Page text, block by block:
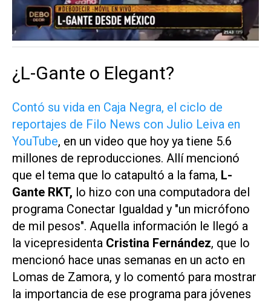
¿L-Gante o Elegant?
Contó su vida en Caja Negra, el ciclo de
reportajes de Filo News con Julio Leiva en
YouTube, en un video que hoy ya tiene 5.6
millones de reproducciones. Allí mencionó
que el tema que lo catapultó a la fama, L-
Gante RKT, lo hizo con una computadora del
programa Conectar Igualdad y "un micrófono
de mil pesos". Aquella información le llegó a
la vicepresidenta Cristina Fernández, que lo
mencionó hace unas semanas en un acto en
Lomas de Zamora, y lo comentó para mostrar
la importancia de ese programa para jóvenes